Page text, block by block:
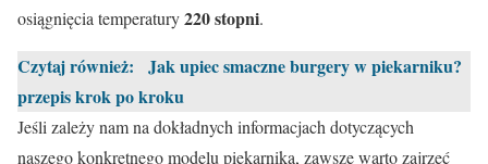
osiągnięcia temperatury220 stopni.
Czytaj również:
Jak upiec smaczne burgery w piekarniku?
przepis krok po kroku
Jeśli zależy nam na dokładnych informacjach dotyczących
naszego konkretnego modelu piekarnika, zawsze warto zajrzeć